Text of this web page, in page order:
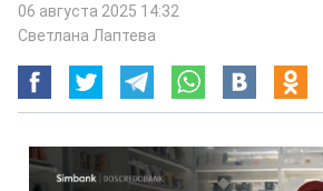
06 августа 2025 14:32
Светлана Лаптева